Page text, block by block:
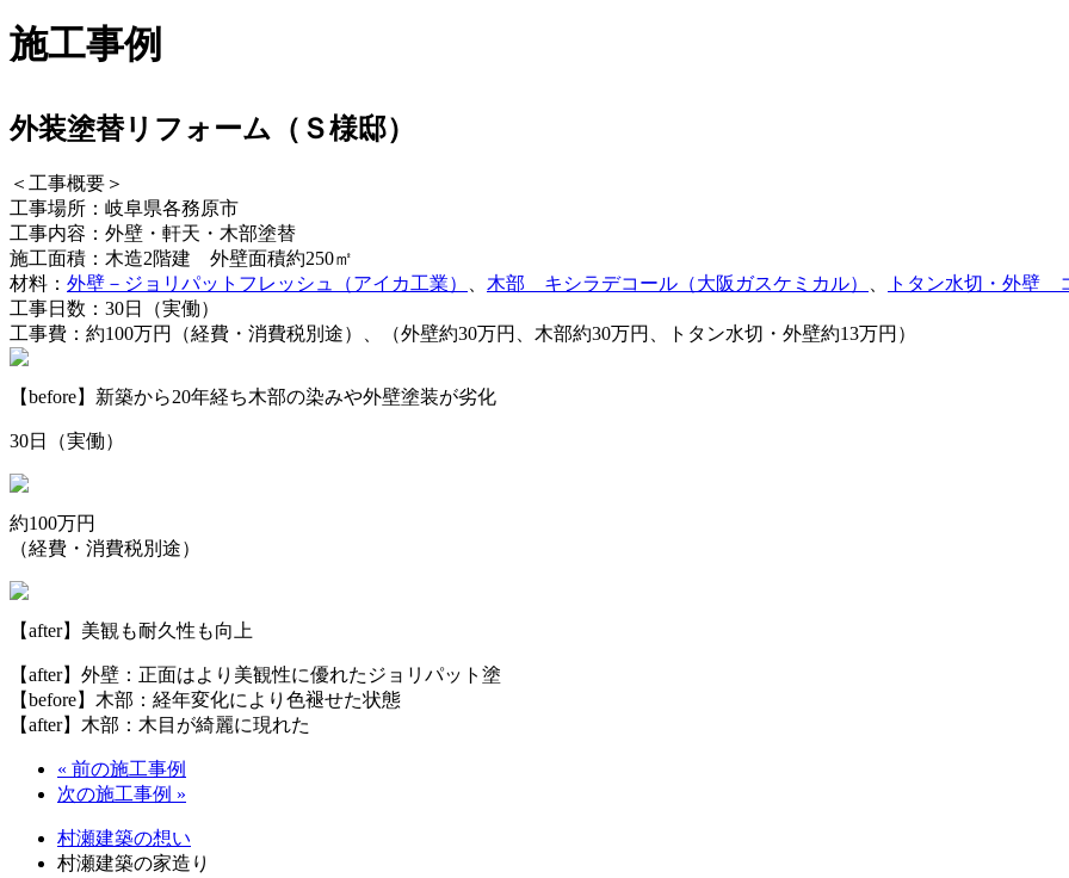
施工事例
外装塗替リフォーム（Ｓ様邸）
＜工事概要＞
工事場所：岐阜県各務原市
工事内容：外壁・軒天・木部塗替
施工面積：木造2階建 外壁面積約250㎡
材料： 外壁－ジョリパットフレッシュ（アイカ工業） 木部 キシラデコール（大阪ガスケミカル）
トタン水切・外壁
工事日数：30日（実働）
工事費：約100万円（経費・消費税別途）、（外壁約30万円、木部約30万円、トタン水切・外壁約13万円）
【before】新築から20年経ち木部の染みや外壁塗装が劣化
30日（実働）
約100万円
（経費・消費税別途）
【after】美観も耐久性も向上
【after】外壁：正面はより美観性に優れたジョリパット塗
【before】木部：経年変化により色褪せた状態
【after】木部：木目が綺麗に現れた
« 前の施工事例
次の施工事例 »
村瀬建築の想い
村瀬建築の家造り